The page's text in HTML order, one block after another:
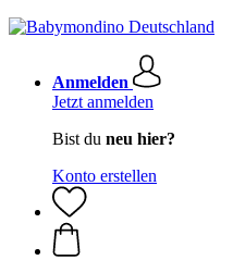
Anmelden
Jetzt anmelden
Bist du neu hier?
Konto erstellen